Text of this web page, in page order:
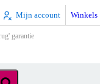
Mijn account Winkels
garantie